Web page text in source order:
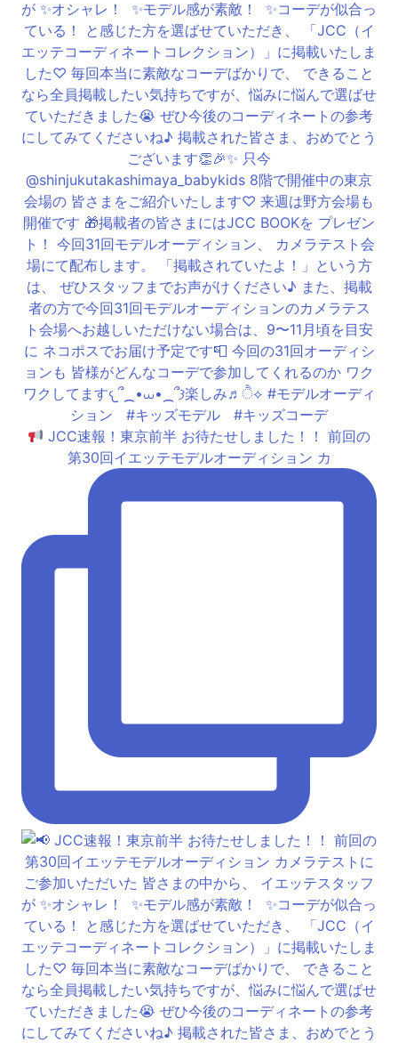
JCC速報！東京前半 お待たせしました！！ 前回の
第30回イエッテモデルオーディション カ